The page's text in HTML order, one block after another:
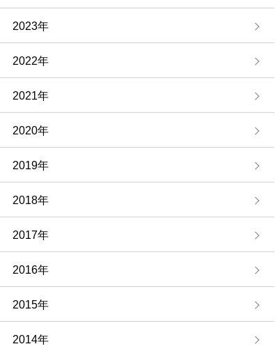
2023年
2022年
2021年
2020年
2019年
2018年
2017年
2016年
2015年
2014年